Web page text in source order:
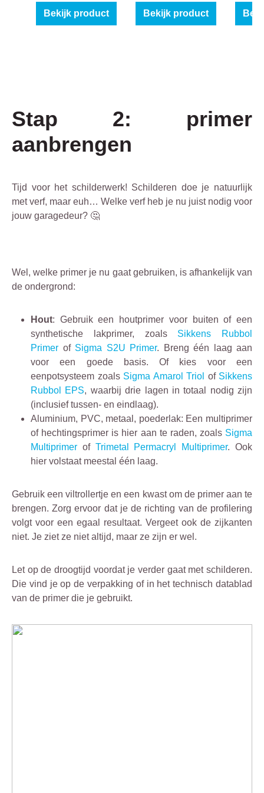
Bekijk product Bekijk product
Stap 2: primer
aanbrengen
Tijd voor het schilderwerk! Schilderen doe je natuurlijk
met verf, maar euh… Welke verf heb je nu juist nodig voor
jouw garagedeur? 🤔
Wel, welke primer je nu gaat gebruiken, is afhankelijk van
de ondergrond:
Hout: Gebruik een houtprimer voor buiten of een
synthetische lakprimer, zoals Sikkens Rubbol
Primer of Sigma S2U Primer. Breng één laag aan
voor een goede basis. Of kies voor een
eenpotsysteem zoals Sigma Amarol Triol of Sikkens
Rubbol EPS, waarbij drie lagen in totaal nodig zijn
(inclusief tussen- en eindlaag).
Aluminium, PVC, metaal, poederlak: Een multiprimer
of hechtingsprimer is hier aan te raden, zoals Sigma
Multiprimer of Trimetal Permacryl Multiprimer. Ook
hier volstaat meestal één laag.
Gebruik een viltrollertje en een kwast om de primer aan te
brengen. Zorg ervoor dat je de richting van de profilering
volgt voor een egaal resultaat. Vergeet ook de zijkanten
niet. Je ziet ze niet altijd, maar ze zijn er wel.
Let op de droogtijd voordat je verder gaat met schilderen.
Die vind je op de verpakking of in het technisch datablad
van de primer die je gebruikt.